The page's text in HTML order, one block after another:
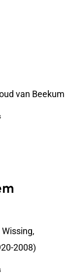
van Beekum
2008)